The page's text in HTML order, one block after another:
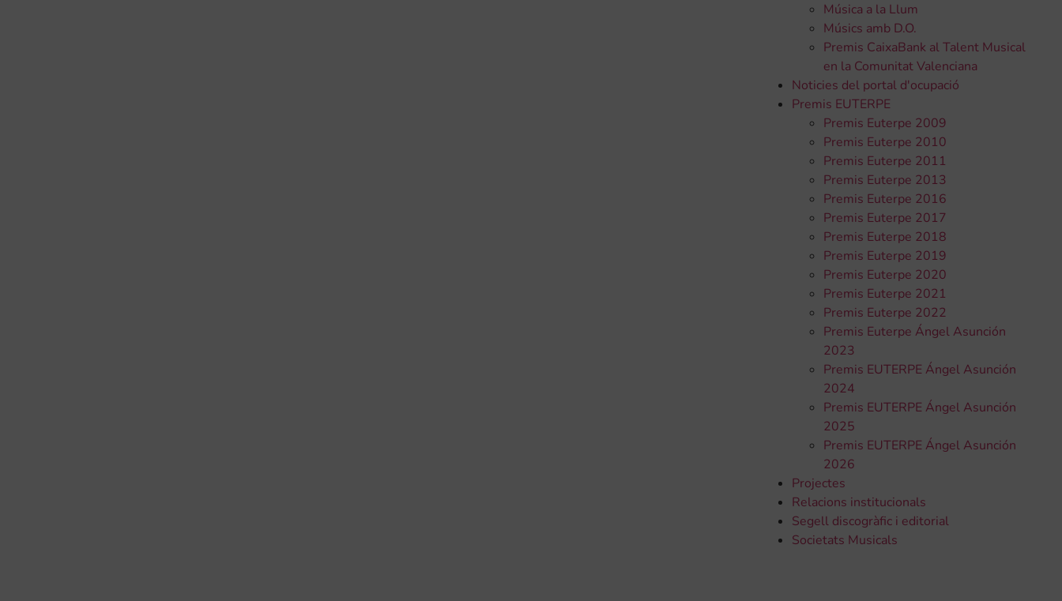
Música a la Llum
Músics amb D.O.
Premis CaixaBank al Talent Musical
en la Comunitat Valenciana
Noticies del portal d'ocupació
Premis EUTERPE
Premis Euterpe 2009
Premis Euterpe 2010
Premis Euterpe 2011
Premis Euterpe 2013
Premis Euterpe 2016
Premis Euterpe 2017
Premis Euterpe 2018
Premis Euterpe 2019
Premis Euterpe 2020
Premis Euterpe 2021
Premis Euterpe 2022
Premis Euterpe Ángel Asunción
2023
Premis EUTERPE Ángel Asunción
2024
Premis EUTERPE Ángel Asunción
2025
Premis EUTERPE Ángel Asunción
2026
Projectes
Relacions institucionals
Segell discogràfic i editorial
Societats Musicals